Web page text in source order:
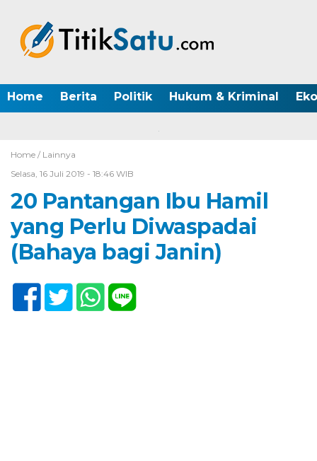
Home Berita Politik Hukum & Kriminal
Home / Lainnya
Selasa, 16 Juli 2019 - 18:46 WIB
20 Pantangan Ibu Hamil
yang Perlu Diwaspadai
(Bahaya bagi Janin)